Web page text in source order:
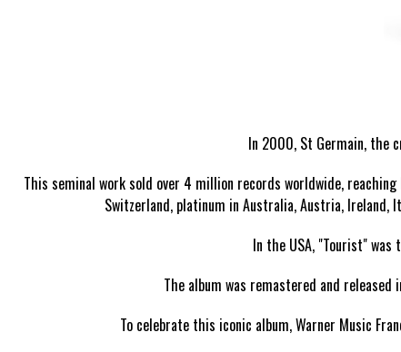
In 2000, St Germain, the
This seminal work sold over 4 million records worldwide,
Switzerland, platinum in Australia, Austria, Ireland,
In the USA, "Tourist" was
The album was remastered and released
To celebrate this iconic album, Warner Music